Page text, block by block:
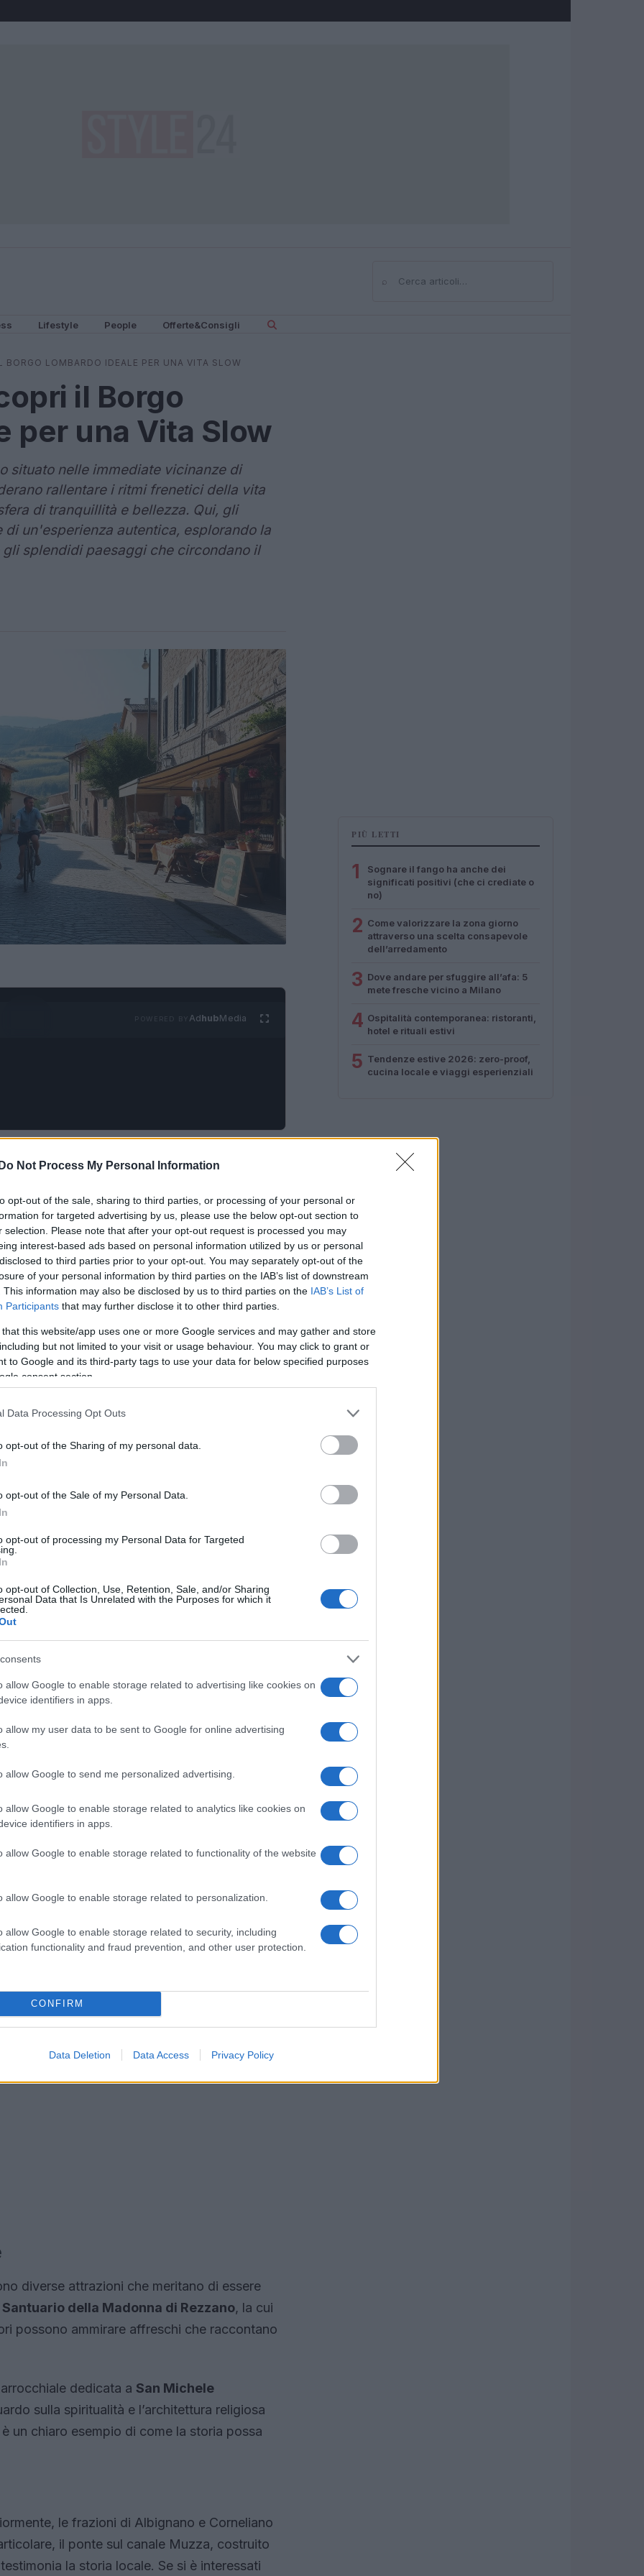
Do Not Process My Personal Information
opt-out of the sale, sharing to third parties, or processing of your personal or
for targeted advertising by us, please use the below opt-out section to
selection. Please note that after your opt-out request is processed you may
interest-based ads based on personal information utilized by us or personal
to third parties prior to your opt-out. You may separately opt-out of the
of your personal information by third parties on the IAB’s list of downstream
This information may also be disclosed by us to third parties on the IAB’s List of
Participants that may further disclose it to other third parties.
that this website/app uses one or more Google services and may gather and store
but not limited to your visit or usage behaviour. You may click to grant or
to Google and its third-party tags to use your data for below specified purposes
consent section.
Data Processing Opt Outs
opt-out of the Sharing of my personal data.
opt-out of the Sale of my Personal Data.
opt-out of processing my Personal Data for Targeted
opt-out of Collection, Use, Retention, Sale, and/or Sharing
Data that Is Unrelated with the Purposes for which it
allow Google to enable storage related to advertising like cookies on
identifiers in apps.
allow my user data to be sent to Google for online advertising
allow Google to send me personalized advertising.
allow Google to enable storage related to analytics like cookies on
identifiers in apps.
allow Google to enable storage related to functionality of the website
allow Google to enable storage related to personalization.
allow Google to enable storage related to security, including
functionality and fraud prevention, and other user protection.
CONFIRM
Data Deletion Data Access Privacy Policy
⌕Cerca
Lifestyle People Offerte&Consigli
LOMBARDO IDEALE PER UNA VITA SLOW
il Borgo
per una Vita Slow
situato nelle immediate vicinanze di
rallentare i ritmi frenetici della vita
di tranquillità e bellezza. Qui, gli
un'esperienza autentica, esplorando la
splendidi paesaggi che circondano il
AdhubMedia
il bisogno di rallentare e rifugiarsi in luoghi
chilometri da Milano si trova
il concetto di vita lenta. Qui è
atmosfere che sembrano uscite da un
ma un progetto ambizioso che mira a
storica. Il programma, denominato
per valorizzare l’autenticità di questo borgo,
con poche persone e strutture in
Lombardia. Attraverso la sua società,
nel centro del borgo, dando così nuova vita
sociale.
conOxigenio S.B. , un’azienda fondata daSara
dell’identità dei luoghi. Insieme stanno
spazi vivibili, dove la comunità può riunirsi
il borgo un punto di riferimento per il
diverse attrazioni che meritano di essere
Santuario della Madonna di Rezzano, la cui
possono ammirare affreschi che raccontano
dedicata a San Michele
sulla spiritualità e l’architettura religiosa
un chiaro esempio di come la storia possa
le frazioni di Albignano e Corneliano
il ponte sul canale Muzza, costruito
la storia locale. Se si è interessati
PIÙ LETTI
1
Sognare il fango ha anche dei
significati positivi (che ci crediate o
no)
2 Come valorizzare la zona giorno
attraverso una scelta consapevole
dell’arredamento
3 Dove andare per sfuggire all’afa: 5
mete fresche vicino a Milano
4 Ospitalità contemporanea: ristoranti,
hotel e rituali estivi
5 Tendenze estive 2026: zero-proof,
cucina locale e viaggi esperienziali